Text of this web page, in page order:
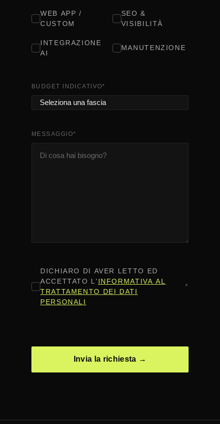
WEB APP /
CUSTOM
SEO &
VISIBILITÀ
INTEGRAZIONE
AI
MANUTENZIONE
BUDGET INDICATIVO*
MESSAGGIO*
CONSENSO*
DICHIARO DI AVER LETTO ED
ACCETTATO L' INFORMATIVA AL
TRATTAMENTO DEI DATI
PERSONALI
*